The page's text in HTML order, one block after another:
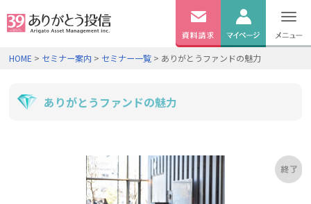
無料資料
ログイン
HOME > セミナー案内 > セミナー一覧 > ありがとうファンドの魅力
ありがとうファンドの魅力